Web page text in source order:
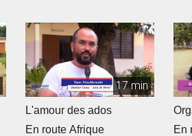
17 min
L'amour des ados
En route Afrique
En